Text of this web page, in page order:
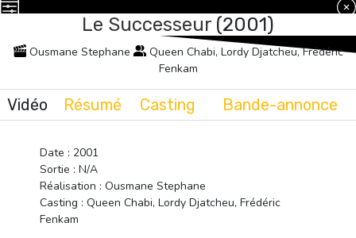
Le Successeur (2001)
Ousmane Stephane
Queen Chabi, Lordy Djatcheu, Frédéric
Fenkam
Vidéo Résumé Casting Bande-annonce
Date : 2001
Sortie : N/A
Réalisation : Ousmane Stephane
Casting : Queen Chabi, Lordy Djatcheu, Frédéric
Fenkam